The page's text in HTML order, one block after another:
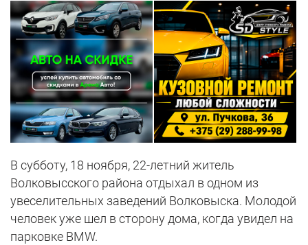
В субботу, 18 ноября, 22-летний житель
Волковысского района отдыхал в одном из
увеселительных заведений Волковыска. Молодой
человек уже шел в сторону дома, когда увидел на
парковке BMW.